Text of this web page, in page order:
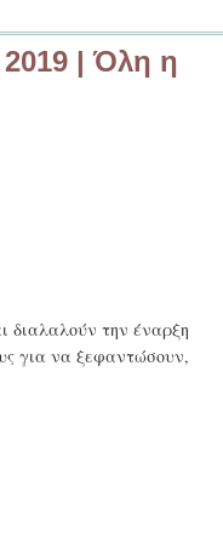
| Όλη η
διαλαλούν την έναρξη
για να ξεφαντώσουν,